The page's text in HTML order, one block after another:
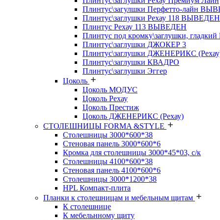
Плинтус\загулшки Перфетто-лайн
Плинтус\заглушки Рехау 118 ВЫВЕДЕН
Плинтус Рехау 113 ВЫВЕДЕН
Плинтус под кромку\заглушки, гладкий
Плинтус\заглушки ДЖОКЕР 3
Плинтус\заглушки ДЖЕНЕРИКС
Плинтус\заглушки КВАДРО
Плинтус\заглушки Эггер
Цоколь
Цоколь МОДУС
Цоколь Рехау
Цоколь Престиж
Цоколь ДЖЕНЕРИКС (Рехау)
СТОЛЕШНИЦЫ FORMA &STYLE
Столешницы 3000*600*38
Стеновая панель 3000*600*6
Кромка для столешницы 3000*45*03, с/к
Столешницы 4100*600*38
Стеновая панель 4100*600*6
Столешницы 3000*1200*38
HPL Компакт-плита
Планки к столешницам и мебельным щитам
К столешнице
К мебельнному щиту